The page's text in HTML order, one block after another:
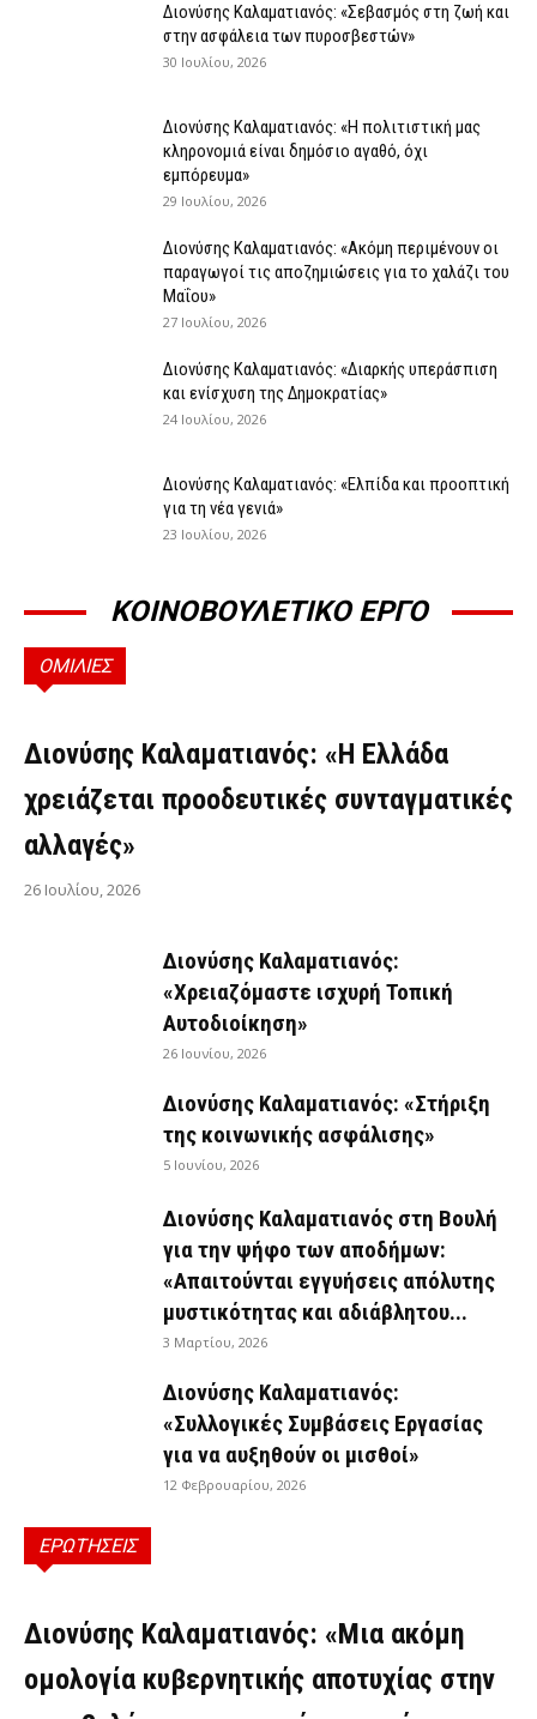
Διονύσης Καλαματιανός: «Σεβασμός στη ζωή και
στην ασφάλεια των πυροσβεστών»
30 Ιουλίου, 2026
Διονύσης Καλαματιανός: «Η πολιτιστική μας
κληρονομιά είναι δημόσιο αγαθό, όχι
εμπόρευμα»
29 Ιουλίου, 2026
Διονύσης Καλαματιανός: «Ακόμη περιμένουν οι
παραγωγοί τις αποζημιώσεις για το χαλάζι του
Μαΐου»
27 Ιουλίου, 2026
Διονύσης Καλαματιανός: «Διαρκής υπεράσπιση
και ενίσχυση της Δημοκρατίας»
24 Ιουλίου, 2026
Διονύσης Καλαματιανός: «Ελπίδα και προοπτική
για τη νέα γενιά»
23 Ιουλίου, 2026
ΚΟΙΝΟΒΟΥΛΕΤΙΚΟ ΕΡΓΟ
ΟΜΙΛΙΕΣ
ΟΜΙΛΊΕΣ
Διονύσης Καλαματιανός: «Η Ελλάδα
χρειάζεται προοδευτικές συνταγματικές
αλλαγές»
26 Ιουλίου, 2026
Διονύσης Καλαματιανός:
«Χρειαζόμαστε ισχυρή Τοπική
Αυτοδιοίκηση»
26 Ιουνίου, 2026
Διονύσης Καλαματιανός: «Στήριξη
της κοινωνικής ασφάλισης»
5 Ιουνίου, 2026
Διονύσης Καλαματιανός στη Βουλή
για την ψήφο των αποδήμων:
«Απαιτούνται εγγυήσεις απόλυτης
μυστικότητας και αδιάβλητου...
3 Μαρτίου, 2026
Διονύσης Καλαματιανός:
«Συλλογικές Συμβάσεις Εργασίας
για να αυξηθούν οι μισθοί»
12 Φεβρουαρίου, 2026
ΕΡΩΤΗΣΕΙΣ
ΕΡΩΤΉΣΕΙΣ
Διονύσης Καλαματιανός: «Μια ακόμη
ομολογία κυβερνητικής αποτυχίας στην